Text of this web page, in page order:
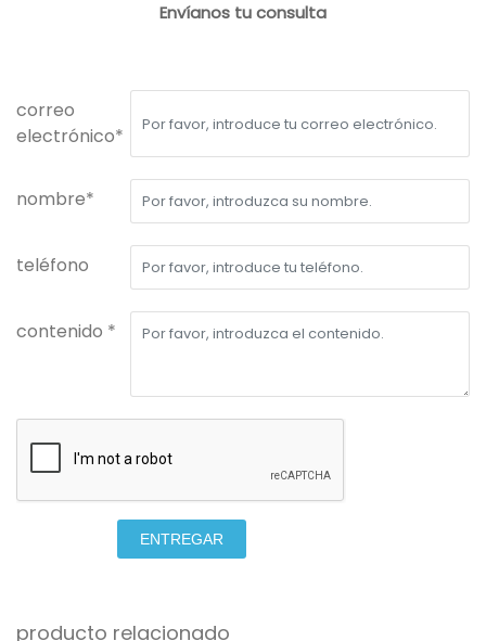
Envíanos tu consulta
correo
electrónico*
nombre*
teléfono
contenido *
ENTREGAR
producto relacionado